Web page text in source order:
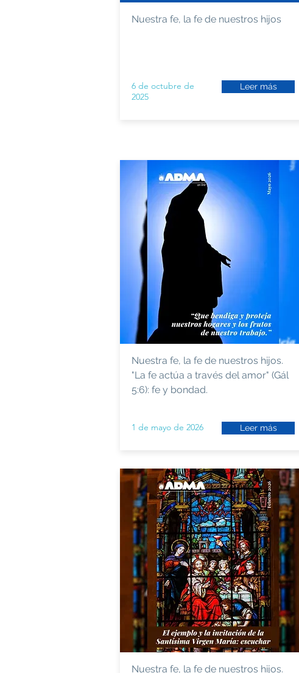
Nuestra fe, la fe de nuestros hijos
6 de octubre de
2025
Leer más
Nuestra fe, la fe de nuestros hijos.
"La fe actúa a través del amor" (Gál
5:6): fe y bondad.
1 de mayo de 2026 Leer más
Nuestra fe, la fe de nuestros hijos.